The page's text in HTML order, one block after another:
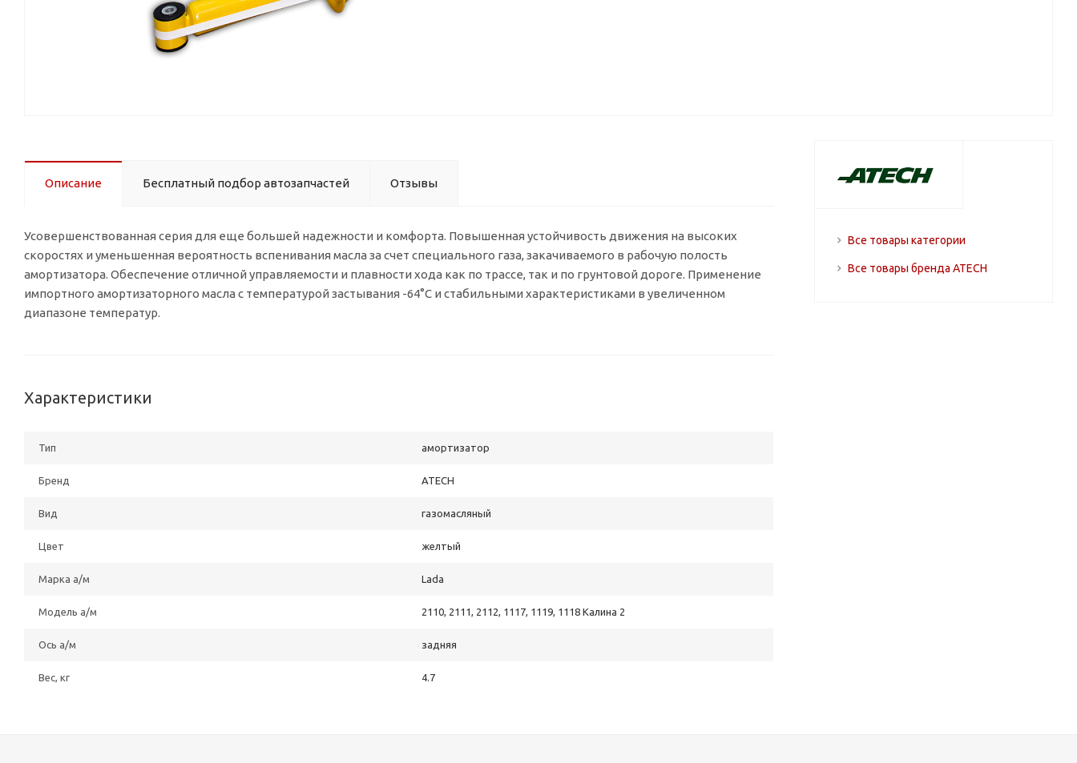
Описание Бесплатный подбор автозапчастей Отзывы
Усовершенствованная серия для еще большей надежности и комфорта. Повышенная устойчивость движения на высоких
скоростях и уменьшенная вероятность вспенивания масла за счет специального газа, закачиваемого в рабочую полость
амортизатора. Обеспечение отличной управляемости и плавности хода как по трассе, так и по грунтовой дороге. Применение
импортного амортизаторного масла с температурой застывания -64°C и стабильными характеристиками в увеличенном
диапазоне температур.
Характеристики
Тип амортизатор
Бренд ATECH
Вид газомасляный
Цвет желтый
Марка а/м Lada
Модель а/м 2110, 2111, 2112, 1117, 1119, 1118 Калина 2
Ось а/м задняя
Вес, кг 4.7
Все товары категории
Все товары бренда ATECH